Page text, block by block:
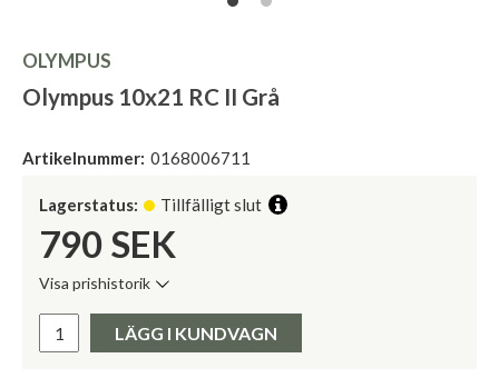
OLYMPUS
Olympus 10x21 RC II Grå
Artikelnummer: 0168006711
Lagerstatus: Tillfälligt slut
790 SEK
Visa prishistorik
Pris:
LÄGG I KUNDVAGN